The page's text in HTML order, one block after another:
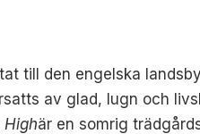
till den engelska
av glad, lugn och
Highär en somrig